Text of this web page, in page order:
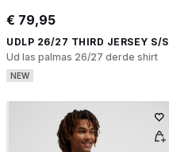
€ 79,95
UDLP 26/27 THIRD JERSEY S/S
Ud las palmas 26/27 derde shirt
NEW